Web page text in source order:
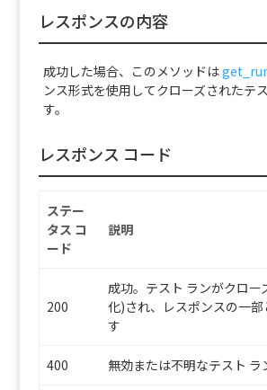
レスポンスの内容
成功した場合、このメソッドは
ンス形式を使用してクローズされたテ
す。
レスポンス コード
ステー
タス コ
ード
説明
200
成功。テスト ランがクロー
化)され、レスポンスの一
す
400 無効または不明なテスト ラ